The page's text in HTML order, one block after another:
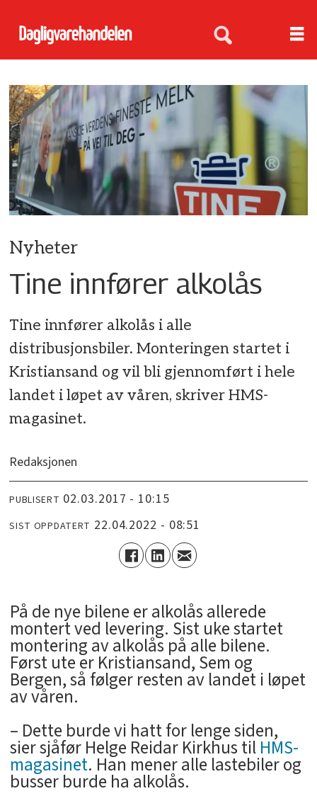
Nyheter
Tine innfører alkolås
Tine innfører alkolås i alle
distribusjonsbiler. Monteringen startet i
Kristiansand og vil bli gjennomført i hele
landet i løpet av våren, skriver HMS-
magasinet.
Redaksjonen
PUBLISERT 02.03.2017 - 10:15
SIST OPPDATERT 22.04.2022 - 08:51
På de nye bilene er alkolås allerede
montert ved levering. Sist uke startet
montering av alkolås på alle bilene.
Først ute er Kristiansand, Sem og
Bergen, så følger resten av landet i løpet
av våren.
– Dette burde vi hatt for lenge siden,
sier sjåfør Helge Reidar Kirkhus tilHMS-
magasinet. Han mener alle lastebiler og
busser burde ha alkolås.